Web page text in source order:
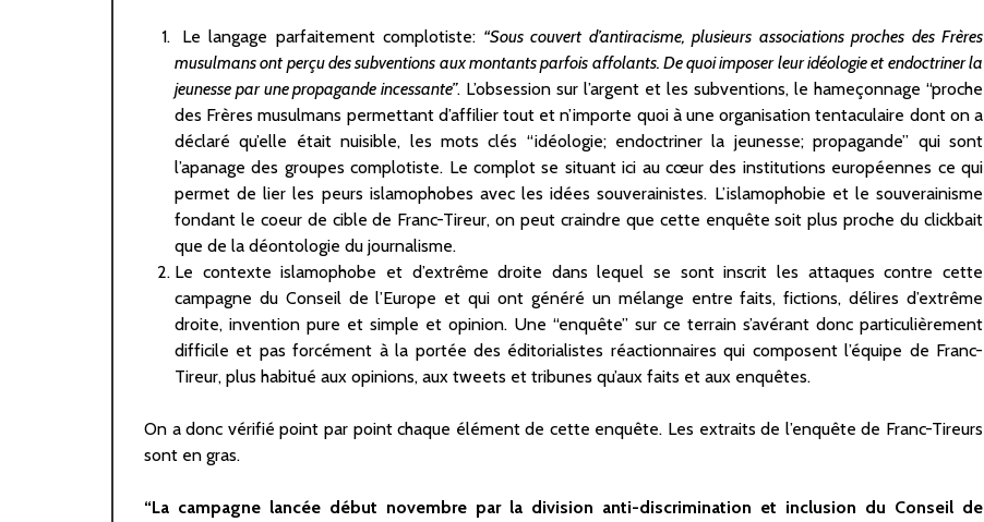
Le langage parfaitement complotiste: “Sous couvert d’antiracisme, plusieurs associations proches des Frères
musulmans ont perçu des subventions aux montants parfois affolants. De quoi imposer leur idéologie et endoctriner la
jeunesse par une propagande incessante”. L’obsession sur l’argent et les subventions, le hameçonnage “proche
des Frères musulmans permettant d’affilier tout et n’importe quoi à une organisation tentaculaire dont on a
déclaré qu’elle était nuisible, les mots clés “idéologie; endoctriner la jeunesse; propagande” qui sont
l’apanage des groupes complotiste. Le complot se situant ici au cœur des institutions européennes ce qui
permet de lier les peurs islamophobes avec les idées souverainistes. L’islamophobie et le souverainisme
fondant le coeur de cible de Franc-Tireur, on peut craindre que cette enquête soit plus proche du clickbait
que de la déontologie du journalisme.
Le contexte islamophobe et d’extrême droite dans lequel se sont inscrit les attaques contre cette
campagne du Conseil de l’Europe et qui ont généré un mélange entre faits, fictions, délires d’extrême
droite, invention pure et simple et opinion. Une “enquête” sur ce terrain s’avérant donc particulièrement
difficile et pas forcément à la portée des éditorialistes réactionnaires qui composent l’équipe de Franc-
Tireur, plus habitué aux opinions, aux tweets et tribunes qu’aux faits et aux enquêtes.
On a donc vérifié point par point chaque élément de cette enquête. Les extraits de l’enquête de Franc-Tireurs
sont en gras.
“La campagne lancée début novembre par la division anti-discrimination et inclusion du Conseil de